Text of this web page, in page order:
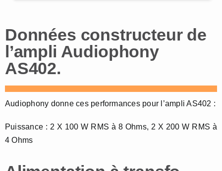
Données constructeur de
l’ampli Audiophony
AS402.
Audiophony donne ces performances pour l’ampli AS402 :
Puissance : 2 X 100 W RMS à 8 Ohms, 2 X 200 W RMS à
4 Ohms